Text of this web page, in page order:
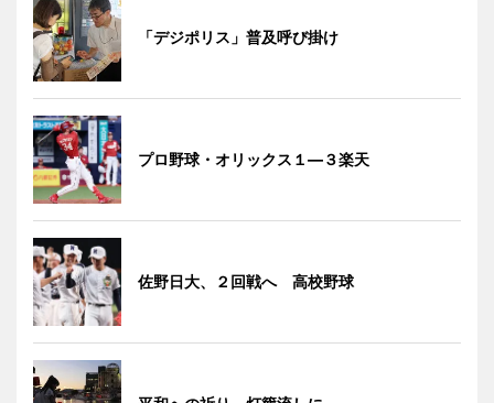
「デジポリス」普及呼び掛け
プロ野球・オリックス１―３楽天
佐野日大、２回戦へ 高校野球